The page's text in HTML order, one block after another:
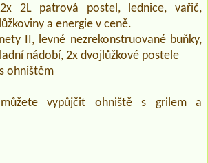
2L patrová postel, lednice, vařič,
a energie v ceně.
II, levné nezrekonstruované buňky,
nádobí, 2x dvojlůžkové postele
ohništěm
vypůjčit ohniště s grilem a